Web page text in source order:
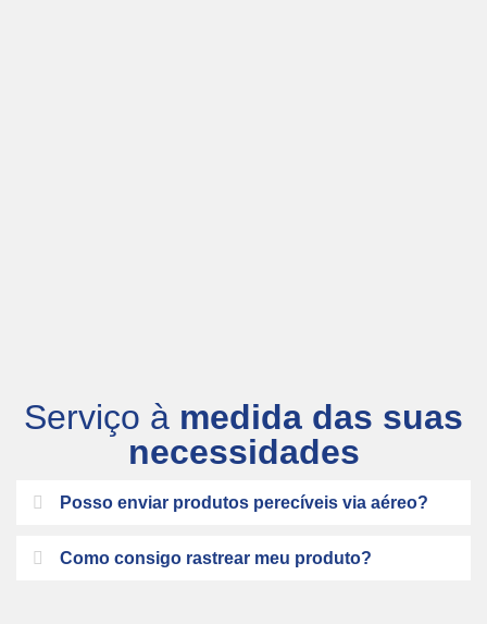
Serviço à medida das suas
necessidades
Posso enviar produtos perecíveis via aéreo?
Como consigo rastrear meu produto?